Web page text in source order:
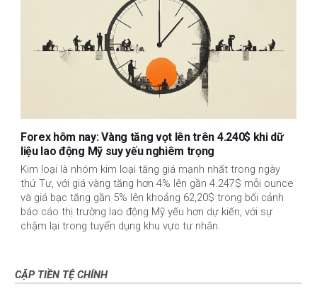
Forex hôm nay: Vàng tăng vọt lên trên 4.240$ khi dữ
liệu lao động Mỹ suy yếu nghiêm trọng
Kim loại là nhóm kim loại tăng giá mạnh nhất trong ngày
thứ Tư, với giá vàng tăng hơn 4% lên gần 4.247$ mỗi ounce
và giá bạc tăng gần 5% lên khoảng 62,20$ trong bối cảnh
báo cáo thị trường lao động Mỹ yếu hơn dự kiến, với sự
chậm lại trong tuyển dụng khu vực tư nhân.
CẶP TIỀN TỆ CHÍNH